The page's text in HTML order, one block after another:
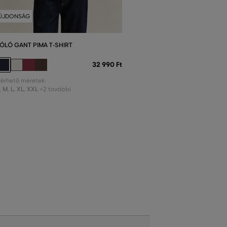
GANT PIMA T-SHIRT
32 990 Ft
méretek:
, M, L, XL, XXL +2 további